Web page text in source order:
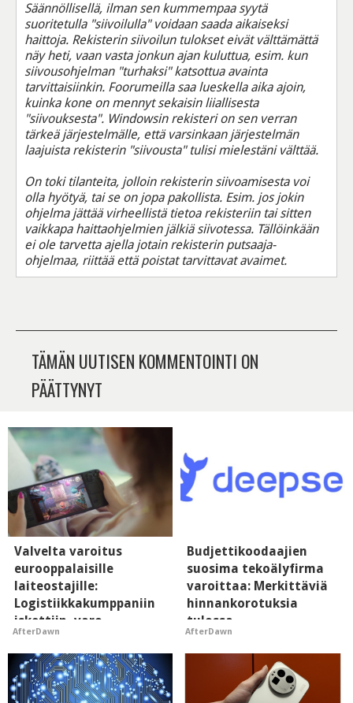
Säännöllisellä, ilman sen kummempaa syytä
suoritetulla "siivoilulla" voidaan saada aikaiseksi
haittoja. Rekisterin siivoilun tulokset eivät välttämättä
näy heti, vaan vasta jonkun ajan kuluttua, esim. kun
siivousohjelman "turhaksi" katsottua avainta
tarvittaisiinkin. Foorumeilla saa lueskella aika ajoin,
kuinka kone on mennyt sekaisin liiallisesta
"siivouksesta". Windowsin rekisteri on sen verran
tärkeä järjestelmälle, että varsinkaan järjestelmän
laajuista rekisterin "siivousta" tulisi mielestäni välttää.
On toki tilanteita, jolloin rekisterin siivoamisesta voi
olla hyötyä, tai se on jopa pakollista. Esim. jos jokin
ohjelma jättää virheellistä tietoa rekisteriin tai sitten
vaikkapa haittaohjelmien jälkiä siivotessa. Tällöinkään
ei ole tarvetta ajella jotain rekisterin putsaaja-
ohjelmaa, riittää että poistat tarvittavat avaimet.
TÄMÄN UUTISEN KOMMENTOINTI ON
PÄÄTTYNYT
Valvelta varoitus
eurooppalaisille
laiteostajille:
Logistiikkakumppaniin
iskettiin, varo
kalasteluviestejä
AfterDawn
Budjettikoodaajien
suosima tekoälyfirma
varoittaa: Merkittäviä
hinnankorotuksia
tulossa
AfterDawn